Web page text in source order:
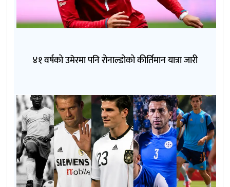
४१ वर्षको उमेरमा पनि रोनाल्डोको कीर्तिमान यात्रा जारी